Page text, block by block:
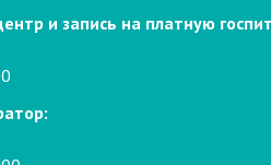
и запись на платную